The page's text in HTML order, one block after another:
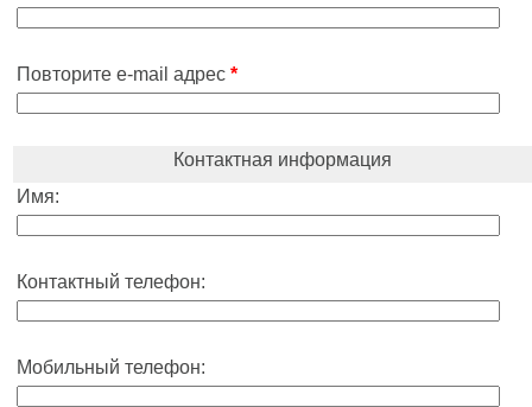
Повторите e-mail адрес *
Контактная информация
Имя:
Контактный телефон:
Мобильный телефон: